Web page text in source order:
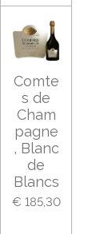
Comte
s de
Cham
pagne
, Blanc
de
Blancs
€ 185,30